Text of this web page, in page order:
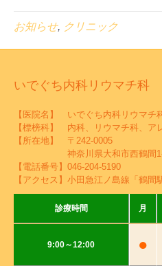
お知らせ, クリニック
いでぐち内科リウマチ科
【医院名】 いでぐち内科リウマチ
【標榜科】 内科、リウマチ科、ア
【所在地】 〒242-0005
神奈川県大和市西鶴間1-
【電話番号】 046-204-5190
【アクセス】小田急江ノ島線「鶴間
診療時間 月
9:00～12:00 ●